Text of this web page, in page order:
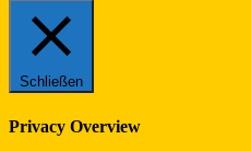
Schließen
Privacy Overview